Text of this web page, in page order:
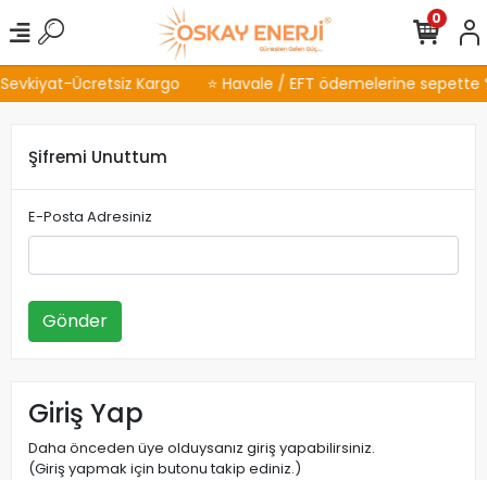
Ücretsiz Kargo ⭐ Havale / EFT ödemelerine sepette
0
Şifremi Unuttum
E-Posta Adresiniz
Gönder
Giriş Yap
Daha önceden üye olduysanız giriş yapabilirsiniz.
(Giriş yapmak için butonu takip ediniz.)